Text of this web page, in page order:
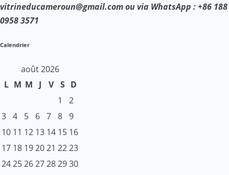
vitrineducameroun@gmail.com ou via WhatsApp : +86 188
0958 3571
Calendrier
août 2026
L M M J V S D
1
2
3 4 5 6 7 8 9
10 11 12 13 14 15 16
17 18 192021 2223
24252627282930